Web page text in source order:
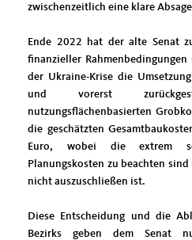
zwischenzeitlich eine klare
Ende 2022 hat der alte Senat
finanzieller
der Ukraine-Krise die
und vorerst
nutzungsflächenbasierten
die geschätzten
Euro, wobei die extrem
Planungskosten zu beachten
nicht auszuschließen ist.
Diese Entscheidung und die
Bezirks geben dem Senat